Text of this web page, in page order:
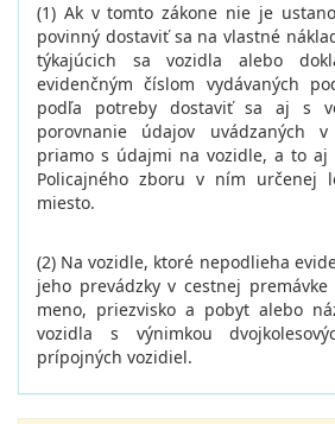
(1) Ak v tomto zákone nie je
povinný dostaviť sa na vlastné
týkajúcich sa vozidla alebo
evidenčným číslom vydávaných
podľa potreby dostaviť sa aj s
porovnanie údajov uvádzaných
priamo s údajmi na vozidle, a to aj
Policajného zboru v ním určenej
miesto.
(2) Na vozidle, ktoré nepodlieha
jeho prevádzky v cestnej premávke
meno, priezvisko a pobyt alebo
vozidla s výnimkou
prípojných vozidiel.